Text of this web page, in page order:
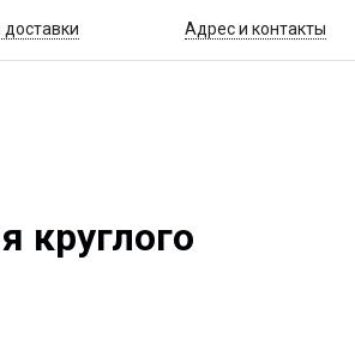
Адрес и контакты
круглого